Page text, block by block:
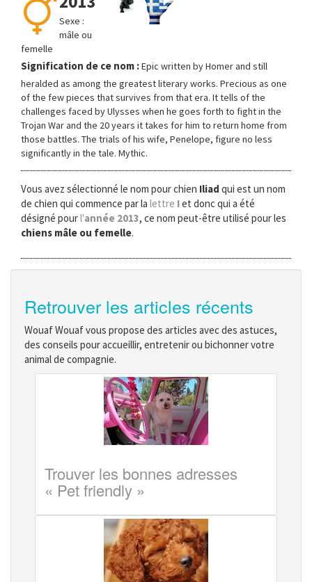
Sexe :
mâle ou
femelle
Signification de ce nom :Epic written by Homer and still
heralded as among the greatest literary works. Precious as one
of the few pieces that survives from that era. It tells of the
challenges faced by Ulysses when he goes forth to fight in the
Trojan War and the 20 years it takes for him to return home from
those battles. The trials of his wife, Penelope, figure no less
significantly in the tale. Mythic.
Vous avez sélectionné le nom pour chien Iliad qui est un nom
de chien qui commence par la lettre Iet donc qui a été
désigné pourl'année 2013, ce nom peut-être utilisé pour les
chiens mâle ou femelle.
Retrouver les articles récents
Wouaf Wouaf vous propose des articles avec des astuces,
des conseils pour accueillir, entretenir ou bichonner votre
animal de compagnie.
Trouver les bonnes adresses
« Pet friendly »